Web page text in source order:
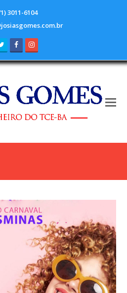
3011-6104
TwitterFacebook